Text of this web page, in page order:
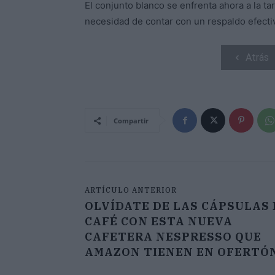
El conjunto blanco se enfrenta ahora a la
necesidad de contar con un respaldo
Atrás
Compartir
ARTÍCULO ANTERIOR
OLVÍDATE DE LAS CÁPSULAS
CAFÉ CON ESTA NUEVA
CAFETERA NESPRESSO QUE
AMAZON TIENEN EN